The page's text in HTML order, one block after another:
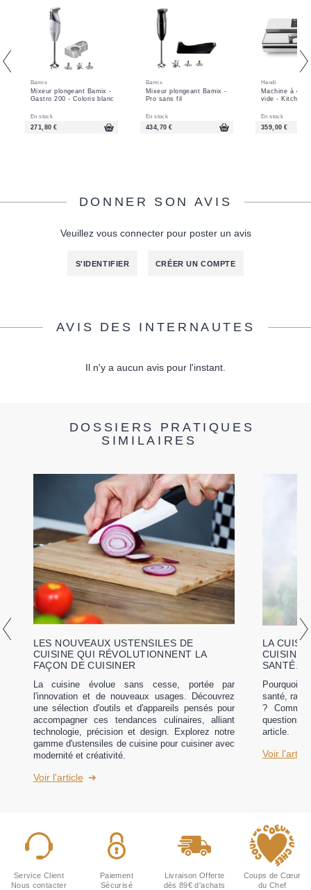
Bamix
Mixeur plongeant Bamix -
Gastro 200 - Coloris blanc
En stock
271,80 €
Bamix
Mixeur plongeant Bamix -
Pro sans fil
En stock
434,70 €
Hendi
Machine à
vide - Kitchen
En stock
359,00 €
DOSSIERS PRATIQUES
SIMILAIRES
LES NOUVEAUX USTENSILES DE
CUISINE QUI RÉVOLUTIONNENT LA
FAÇON DE CUISINER
La cuisine évolue sans cesse, portée par
l'innovation et de nouveaux usages. Découvrez
une sélection d'outils et d'appareils pensés pour
accompagner ces tendances culinaires, alliant
technologie, précision et design. Explorez notre
gamme d'ustensiles de cuisine pour cuisiner avec
modernité et créativité.
Voir l'article
LA
CUISINE
Pourquoi
santé,
?
questions
article.
Voir
DONNER SON AVIS
Veuillez vous connecter pour poster un avis
S'IDENTIFIER CRÉER UN COMPTE
AVIS DES INTERNAUTES
Il n'y a aucun avis pour l'instant.
Service Client
Nous contacter
Paiement
Sécurisé
Livraison Offerte
dès 89€ d'achats
Coups de Cœur
du Chef